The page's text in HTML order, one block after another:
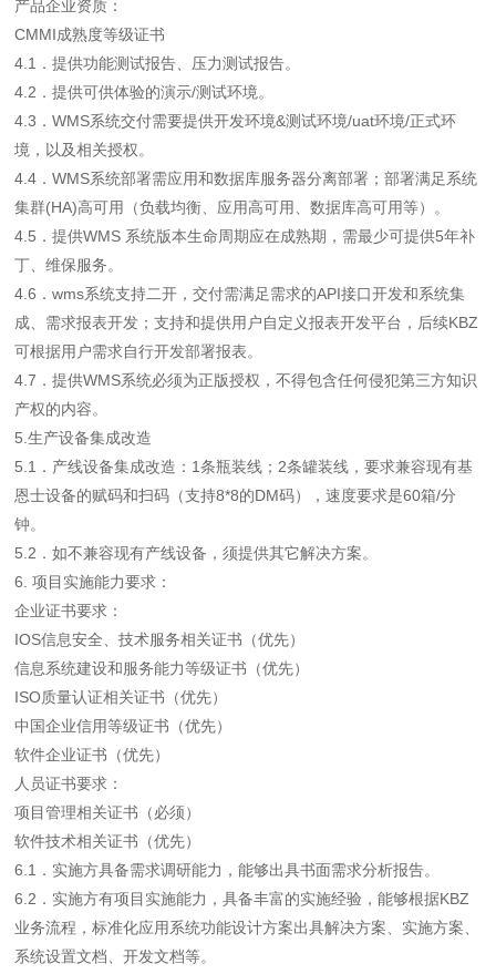
产品企业资质：
CMMI成熟度等级证书
4.1．提供功能测试报告、压力测试报告。
4.2．提供可供体验的演示/测试环境。
4.3．WMS系统交付需要提供开发环境&测试环境/uat环境/正式环
境，以及相关授权。
4.4．WMS系统部署需应用和数据库服务器分离部署；部署满足系统
集群(HA)高可用（负载均衡、应用高可用、数据库高可用等）。
4.5．提供WMS 系统版本生命周期应在成熟期，需最少可提供5年补
丁、维保服务。
4.6．wms系统支持二开，交付需满足需求的API接口开发和系统集
成、需求报表开发；支持和提供用户自定义报表开发平台，后续KBZ
可根据用户需求自行开发部署报表。
4.7．提供WMS系统必须为正版授权，不得包含任何侵犯第三方知识
产权的内容。
5.生产设备集成改造
5.1．产线设备集成改造：1条瓶装线；2条罐装线，要求兼容现有基
恩士设备的赋码和扫码（支持8*8的DM码），速度要求是60箱/分
钟。
5.2．如不兼容现有产线设备，须提供其它解决方案。
6. 项目实施能力要求：
企业证书要求：
IOS信息安全、技术服务相关证书（优先）
信息系统建设和服务能力等级证书（优先）
ISO质量认证相关证书（优先）
中国企业信用等级证书（优先）
软件企业证书（优先）
人员证书要求：
项目管理相关证书（必须）
软件技术相关证书（优先）
6.1．实施方具备需求调研能力，能够出具书面需求分析报告。
6.2．实施方有项目实施能力，具备丰富的实施经验，能够根据KBZ
业务流程，标准化应用系统功能设计方案出具解决方案、实施方案、
系统设置文档、开发文档等。